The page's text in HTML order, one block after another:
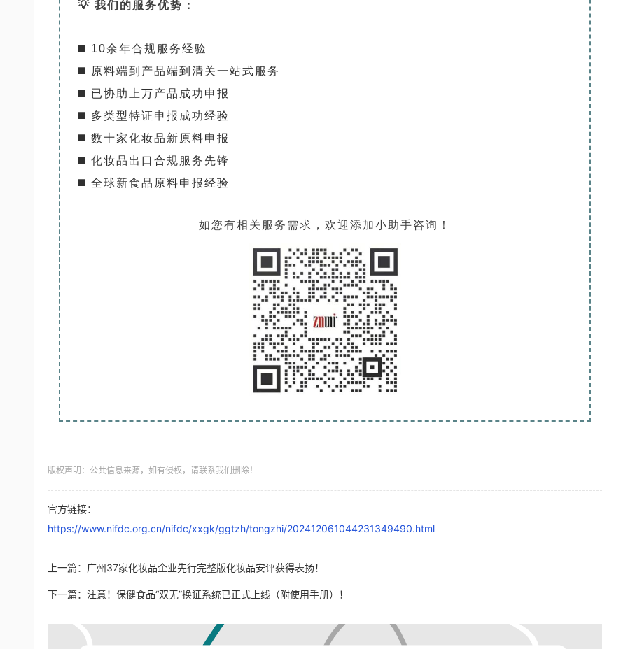
💡 我们的服务优势：
◼️ 10余年合规服务经验
◼️ 原料端到产品端到清关一站式服务
◼️ 已协助上万产品成功申报
◼️ 多类型特证申报成功经验
◼️ 数十家化妆品新原料申报
◼️ 化妆品出口合规服务先锋
◼️ 全球新食品原料申报经验
如您有相关服务需求，欢迎添加小助手咨询！
版权声明：公共信息来源，如有侵权，请联系我们删除！
官方链接：
https://www.nifdc.org.cn/nifdc/xxgk/ggtzh/tongzhi/202412061044231349490.html
上一篇： 广州37家化妆品企业先行完整版化妆品安评获得表扬！
下一篇： 注意！保健食品“双无”换证系统已正式上线（附使用手册）！